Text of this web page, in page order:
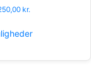
kr.
til
flere